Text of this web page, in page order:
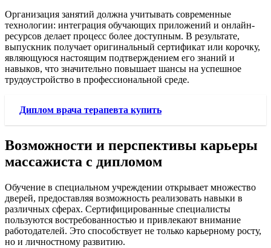
Организация занятий должна учитывать современные
технологии: интеграция обучающих приложений и онлайн-
ресурсов делает процесс более доступным. В результате,
выпускник получает оригинальный сертификат или корочку,
являющуюся настоящим подтверждением его знаний и
навыков, что значительно повышает шансы на успешное
трудоустройство в профессиональной среде.
Диплом врача терапевта купить
Возможности и перспективы карьеры
массажиста с дипломом
Обучение в специальном учреждении открывает множество
дверей, предоставляя возможность реализовать навыки в
различных сферах. Сертифицированные специалисты
пользуются востребованностью и привлекают внимание
работодателей. Это способствует не только карьерному росту,
но и личностному развитию.